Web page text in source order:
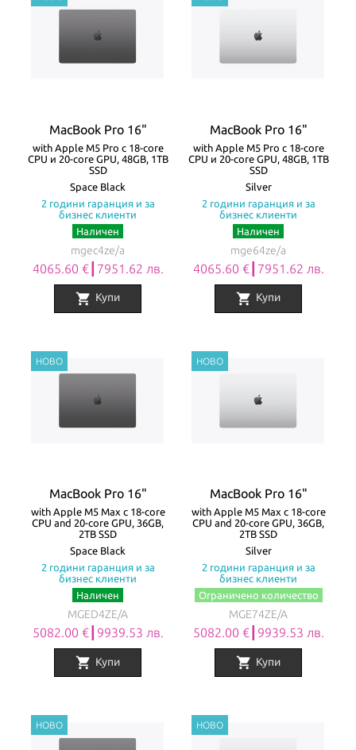
MacBook Pro 16"
with Apple M5 Pro с 18-core
CPU и 20-core GPU, 48GB, 1TB
SSD
Space Black
2 години гаранция и за
бизнес клиенти
Наличен
mgec4ze/a
4065.60 €┃7951.62 лв.
shopping_cart Купи
MacBook Pro 16"
with Apple M5 Pro с 18-core
CPU и 20-core GPU, 48GB, 1TB
SSD
Silver
2 години гаранция и за
бизнес клиенти
Наличен
mge64ze/a
4065.60 €┃7951.62 лв.
shopping_cart Купи
MacBook Pro 16"
with Apple M5 Max с 18-core
CPU and 20-core GPU, 36GB,
2TB SSD
Space Black
2 години гаранция и за
бизнес клиенти
Наличен
MGED4ZE/A
5082.00 €┃9939.53 лв.
shopping_cart Купи
MacBook Pro 16"
with Apple M5 Max с 18-core
CPU and 20-core GPU, 36GB,
2TB SSD
Silver
2 години гаранция и за
бизнес клиенти
Ограничено количество
MGE74ZE/A
5082.00 €┃9939.53 лв.
shopping_cart Купи